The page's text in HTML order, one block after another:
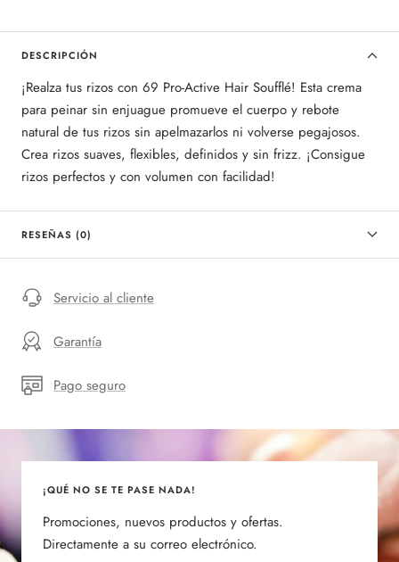
DESCRIPCIÓN
¡Realza tus rizos con 69 Pro-Active Hair Soufflé! Esta crema
para peinar sin enjuague promueve el cuerpo y rebote
natural de tus rizos sin apelmazarlos ni volverse pegajosos.
Crea rizos suaves, flexibles, definidos y sin frizz. ¡Consigue
rizos perfectos y con volumen con facilidad!
RESEÑAS (0)
Servicio al cliente
Garantía
Pago seguro
¡QUÉ NO SE TE PASE NADA!
Promociones, nuevos productos y ofertas.
Directamente a su correo electrónico.